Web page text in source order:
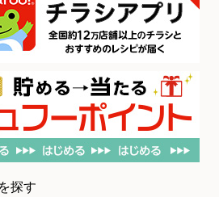
探す